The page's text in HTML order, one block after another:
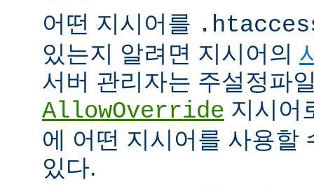
어떤 지시어를
있는지 알려면 지시어의
서버 관리자는 주설정파
AllowOverride 지시어
에 어떤 지시어를 사용할
있다.